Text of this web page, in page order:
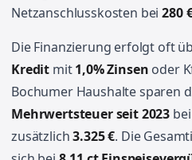
Netzanschlusskosten bei280
Die Finanzierung erfolgt oft
Kredit mit1,0% Zinsen oder
Bochumer Haushalte sparen
Mehrwertsteuer seit 2023
zusätzlich3.325 €. Die